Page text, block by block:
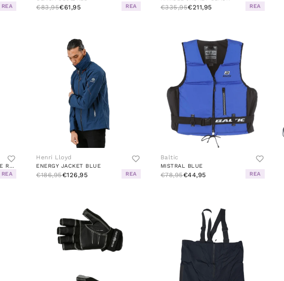
REA €83,95€61,95 REA €335,95€211,95 REA
WINNER 150 AUTO M .SÄK.SELE RED
REA
Henri Lloyd
ENERGY JACKET BLUE
€186,95€126,95 REA
Baltic
MISTRAL BLUE
€78,95€44,95 REA